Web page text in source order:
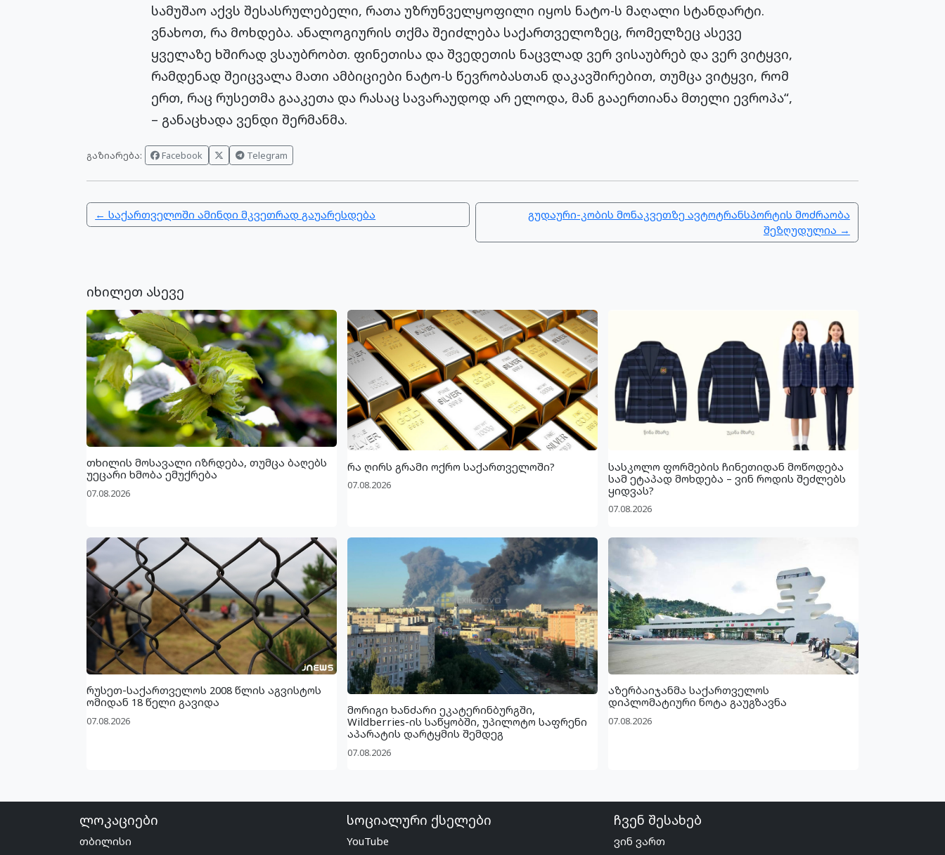
სამუშაო აქვს შესასრულებელი, რათა უზრუნველყოფილი იყოს ნატო-ს მაღალი სტანდარტი.
ვნახოთ, რა მოხდება. ანალოგიურის თქმა შეიძლება საქართველოზეც, რომელზეც ასევე
ყველაზე ხშირად ვსაუბრობთ. ფინეთისა და შვედეთის ნაცვლად ვერ ვისაუბრებ და ვერ ვიტყვი,
რამდენად შეიცვალა მათი ამბიციები ნატო-ს წევრობასთან დაკავშირებით, თუმცა ვიტყვი, რომ
ერთ, რაც რუსეთმა გააკეთა და რასაც სავარაუდოდ არ ელოდა, მან გააერთიანა მთელი ევროპა“,
– განაცხადა ვენდი შერმანმა.
გაზიარება: Facebook Telegram
← საქართველოში ამინდი მკვეთრად გაუარესდება
გუდაური-კობის მონაკვეთზე ავტოტრანსპორტის მოძრაობა
შეზღუდულია →
იხილეთ ასევე
თხილის მოსავალი იზრდება, თუმცა ბაღებს
უეცარი ხმობა ემუქრება
07.08.2026
რა ღირს გრამი ოქრო საქართველოში?
07.08.2026
სასკოლო ფორმების ჩინეთიდან მოწოდება
სამ ეტაპად მოხდება – ვინ როდის შეძლებს
ყიდვას?
07.08.2026
რუსეთ-საქართველოს 2008 წლის აგვისტოს
ომიდან 18 წელი გავიდა
07.08.2026
მორიგი ხანძარი ეკატერინბურგში,
Wildberries-ის საწყობში, უპილოტო საფრენი
აპარატის დარტყმის შემდეგ
07.08.2026
აზერბაიჯანმა საქართველოს
დიპლომატიური ნოტა გაუგზავნა
07.08.2026
ლოკაციები
თბილისი
სოციალური ქსელები
YouTube
ჩვენ შესახებ
ვინ ვართ